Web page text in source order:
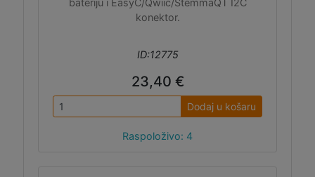
bateriju i EasyC/Qwiic/StemmaQT I2C
konektor.
ID:12775
23,40 €
Dodaj u košaru
Raspoloživo: 4